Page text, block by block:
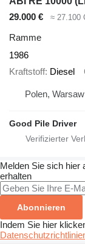
29.000 € ≈ 27.100
Ramme
1986
Kraftstoff Diesel
Polen, Warsaw
Good Pile Driver
Melden Sie sich hier
erhalten
Abonnieren
Indem Sie hier